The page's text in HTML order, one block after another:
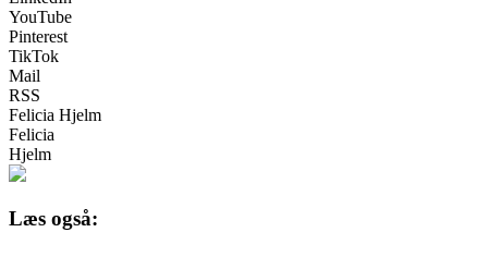
YouTube
Pinterest
TikTok
Mail
RSS
Felicia Hjelm
Felicia
Hjelm
Læs også: